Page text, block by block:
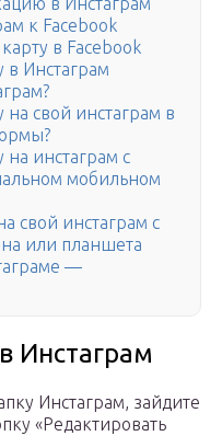
к Facebook
в Facebook
в Инстаграм
на свой инстаграм в
на инстаграм с
мобильном
свой инстаграм с
или планшета
—
Инстаграм
Инстаграм, зайдите
«Редактировать